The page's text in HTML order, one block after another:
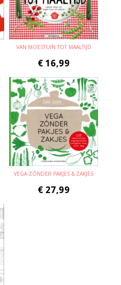
VAN MOESTUIN TOT MAALTIJD
€ 16,99
VEGA ZÓNDER PAKJES & ZAKJES
€ 27,99